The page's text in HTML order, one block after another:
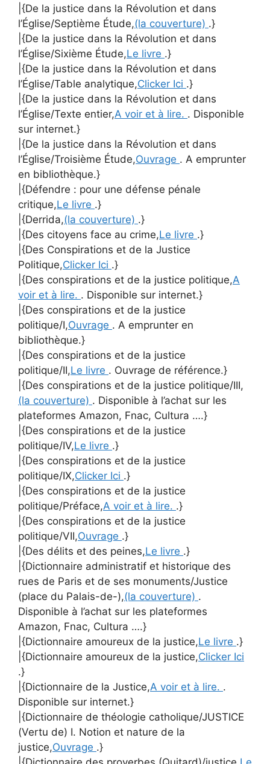
|{De la justice dans la Révolution et dans
l’Église/Septième Étude,(la couverture) .}
|{De la justice dans la Révolution et dans
l’Église/Sixième Étude,Le livre .}
|{De la justice dans la Révolution et dans
l’Église/Table analytique,Clicker Ici .}
|{De la justice dans la Révolution et dans
l’Église/Texte entier,A voir et à lire. . Disponible
sur internet.}
|{De la justice dans la Révolution et dans
l’Église/Troisième Étude,Ouvrage . A emprunter
en bibliothèque.}
|{Défendre : pour une défense pénale
critique,Le livre .}
|{Derrida,(la couverture) .}
|{Des citoyens face au crime,Le livre .}
|{Des Conspirations et de la Justice
Politique,Clicker Ici .}
|{Des conspirations et de la justice politique,A
voir et à lire. . Disponible sur internet.}
|{Des conspirations et de la justice
politique/I,Ouvrage . A emprunter en
bibliothèque.}
|{Des conspirations et de la justice
politique/II,Le livre . Ouvrage de référence.}
|{Des conspirations et de la justice politique/III,
(la couverture) . Disponible à l’achat sur les
plateformes Amazon, Fnac, Cultura ….}
|{Des conspirations et de la justice
politique/IV,Le livre .}
|{Des conspirations et de la justice
politique/IX,Clicker Ici .}
|{Des conspirations et de la justice
politique/Préface,A voir et à lire. .}
|{Des conspirations et de la justice
politique/VII,Ouvrage .}
|{Des délits et des peines,Le livre .}
|{Dictionnaire administratif et historique des
rues de Paris et de ses monuments/Justice
(place du Palais-de-),(la couverture) .
Disponible à l’achat sur les plateformes
Amazon, Fnac, Cultura ….}
|{Dictionnaire amoureux de la justice,Le livre .}
|{Dictionnaire amoureux de la justice,Clicker Ici
.}
|{Dictionnaire de la Justice,A voir et à lire. .
Disponible sur internet.}
|{Dictionnaire de théologie catholique/JUSTICE
(Vertu de) I. Notion et nature de la
justice,Ouvrage .}